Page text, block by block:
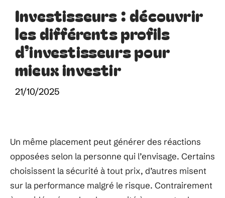
Investisseurs : découvrir
les différents profils
d’investisseurs pour
mieux investir
21/10/2025
Un même placement peut générer des réactions
opposées selon la personne qui l’envisage. Certains
choisissent la sécurité à tout prix, d’autres misent
sur la performance malgré le risque. Contrairement